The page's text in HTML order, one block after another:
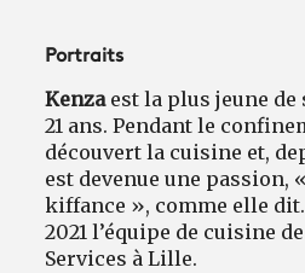
Portraits
Kenza est la plus jeune de
21 ans. Pendant le
découvert la cuisine et,
est devenue une passion,
kiffance », comme elle
2021 l’équipe de cuisine
Services à Lille.